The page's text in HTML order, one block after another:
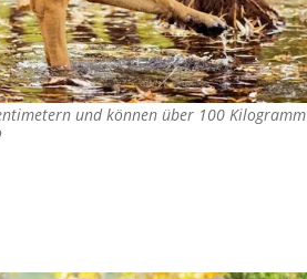
und können über 100 Kilogramm